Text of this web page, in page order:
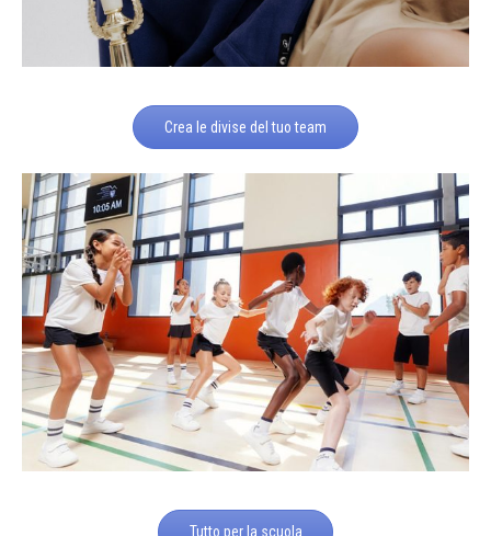
Crea le divise del tuo team
Tutto per la scuola